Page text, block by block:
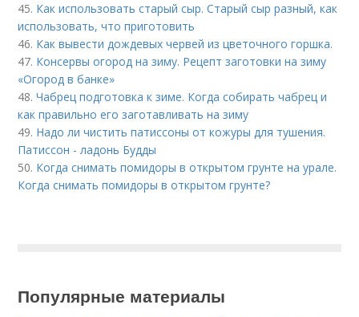
45. Как использовать старый сыр. Старый сыр разный, как
использовать, что приготовить
46. Как вывести дождевых червей из цветочного горшка.
47. Консервы огород на зиму. Рецепт заготовки на зиму
«Огород в банке»
48.Чабрец подготовка к зиме. Когда собирать чабрец и
как правильно его заготавливать на зиму
49. Надо ли чистить патиссоны от кожуры для тушения.
Патиссон - ладонь Будды
50. Когда снимать помидоры в открытом грунте на урале.
Когда снимать помидоры в открытом грунте?
Популярные материалы